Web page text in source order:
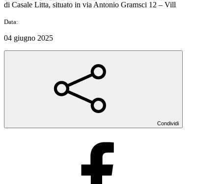
di Casale Litta, situato in via Antonio Gramsci 12 – Vill
Data:
04 giugno 2025
Condividi